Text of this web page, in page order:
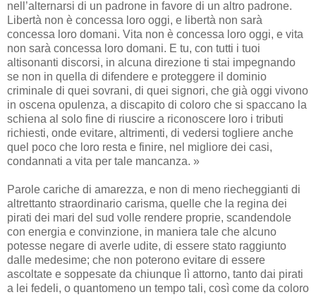
nell’alternarsi di un padrone in favore di un altro padrone.
Libertà non è concessa loro oggi, e libertà non sarà
concessa loro domani. Vita non è concessa loro oggi, e vita
non sarà concessa loro domani. E tu, con tutti i tuoi
altisonanti discorsi, in alcuna direzione ti stai impegnando
se non in quella di difendere e proteggere il dominio
criminale di quei sovrani, di quei signori, che già oggi vivono
in oscena opulenza, a discapito di coloro che si spaccano la
schiena al solo fine di riuscire a riconoscere loro i tributi
richiesti, onde evitare, altrimenti, di vedersi togliere anche
quel poco che loro resta e finire, nel migliore dei casi,
condannati a vita per tale mancanza. »
Parole cariche di amarezza, e non di meno riecheggianti di
altrettanto straordinario carisma, quelle che la regina dei
pirati dei mari del sud volle rendere proprie, scandendole
con energia e convinzione, in maniera tale che alcuno
potesse negare di averle udite, di essere stato raggiunto
dalle medesime; che non poterono evitare di essere
ascoltate e soppesate da chiunque lì attorno, tanto dai pirati
a lei fedeli, o quantomeno un tempo tali, così come da coloro